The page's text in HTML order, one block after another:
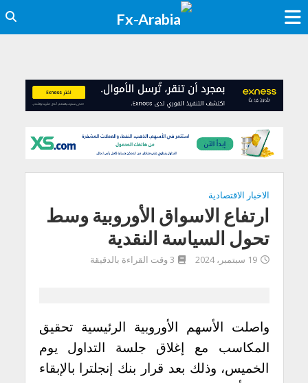
الاخبار الاقتصادية
ارتفاع الاسواق الأوروبية وسط
تحول السياسة النقدية
19 سبتمبر، 2024 3 وقت القراءة بالدقيقة
واصلت الأسهم الأوروبية الرئيسية تحقيق
المكاسب مع إغلاق جلسة التداول يوم
الخميس، وذلك بعد قرار بنك إنجلترا بالإبقاء